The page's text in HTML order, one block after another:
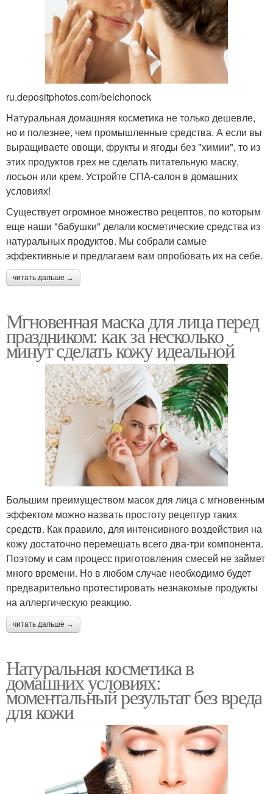
ru.depositphotos.com/belchonock
Натуральная домашняя косметика не только дешевле,
но и полезнее, чем промышленные средства. А если вы
выращиваете овощи, фрукты и ягоды без "химии", то из
этих продуктов грех не сделать питательную маску,
лосьон или крем. Устройте СПА-салон в домашних
условиях!
Существует огромное множество рецептов, по которым
еще наши "бабушки" делали косметические средства из
натуральных продуктов. Мы собрали самые
эффективные и предлагаем вам опробовать их на себе.
читать дальше →
Мгновенная маска для лица перед
праздником: как за несколько
минут сделать кожу идеальной
Большим преимуществом масок для лица с мгновенным
эффектом можно назвать простоту рецептур таких
средств. Как правило, для интенсивного воздействия на
кожу достаточно перемешать всего два-три компонента.
Поэтому и сам процесс приготовления смесей не займет
много времени. Но в любом случае необходимо будет
предварительно протестировать незнакомые продукты
на аллергическую реакцию.
читать дальше →
Натуральная косметика в
домашних условиях:
моментальный результат без вреда
для кожи